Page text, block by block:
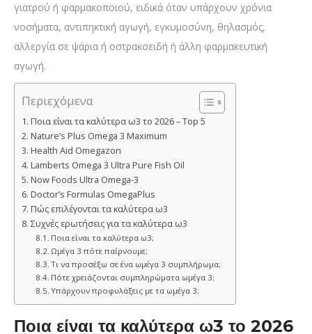
γιατρού ή φαρμακοποιού, ειδικά όταν υπάρχουν χρόνια
νοσήματα, αντιπηκτική αγωγή, εγκυμοσύνη, θηλασμός,
αλλεργία σε ψάρια ή οστρακοειδή ή άλλη φαρμακευτική
αγωγή.
Περιεχόμενα
Ποια είναι τα καλύτερα ω3 το 2026 – Top 5
Nature’s Plus Omega 3 Maximum
Health Aid Omegazon
Lamberts Omega 3 Ultra Pure Fish Oil
Now Foods Ultra Omega-3
Doctor’s Formulas OmegaPlus
Πώς επιλέγονται τα καλύτερα ω3
Συχνές ερωτήσεις για τα καλύτερα ω3
Ποια είναι τα καλύτερα ω3;
Ωμέγα 3 πότε παίρνουμε;
Τι να προσέξω σε ένα ωμέγα 3 συμπλήρωμα;
Πότε χρειάζονται συμπληρώματα ωμέγα 3;
Υπάρχουν προφυλάξεις με τα ωμέγα 3;
Ποια είναι τα καλύτερα ω3 το 2026